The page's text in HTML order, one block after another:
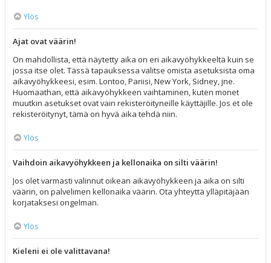
Ylös
Ajat ovat väärin!
On mahdollista, että näytetty aika on eri aikavyöhykkeeltä kuin se
jossa itse olet. Tässä tapauksessa valitse omista asetuksista oma
aikavyöhykkeesi, esim. Lontoo, Pariisi, New York, Sidney, jne.
Huomaathan, että aikavyöhykkeen vaihtaminen, kuten monet
muutkin asetukset ovat vain rekisteröityneille käyttäjille. Jos et ole
rekisteröitynyt, tämä on hyvä aika tehdä niin.
Ylös
Vaihdoin aikavyöhykkeen ja kellonaika on silti väärin!
Jos olet varmasti valinnut oikean aikavyöhykkeen ja aika on silti
väärin, on palvelimen kellonaika väärin. Ota yhteyttä ylläpitäjään
korjataksesi ongelman.
Ylös
Kieleni ei ole valittavana!